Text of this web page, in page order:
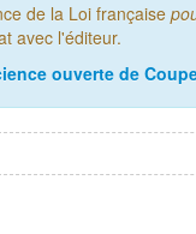
de la Loi française
avec l'éditeur.
ouverte de